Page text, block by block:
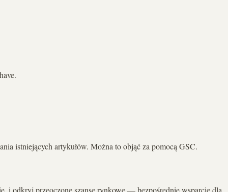
istniejących artykułów. Można to objąć za pomocą GSC.
i odkryj przeoczone szanse rynkowe — bezpośrednie wsparcie dla